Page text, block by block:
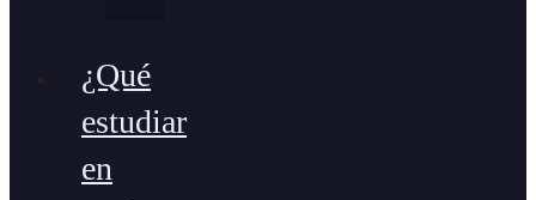
¿Qué
estudiar
en